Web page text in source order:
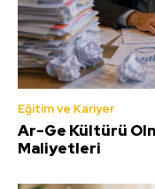
Eğitim ve Kariyer
Ar-Ge Kültürü
Maliyetleri